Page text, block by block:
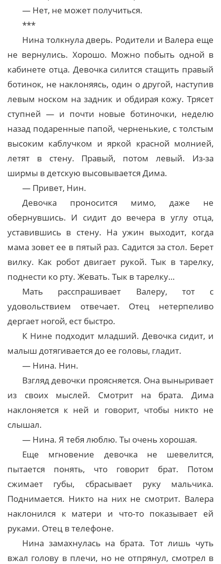
— Нет, не может получиться.
***
Нина толкнула дверь. Родители и Валера еще
не вернулись. Хорошо. Можно побыть одной в
кабинете отца. Девочка силится стащить правый
ботинок, не наклоняясь, один о другой, наступив
левым носком на задник и обдирая кожу. Трясет
ступней — и почти новые ботиночки, неделю
назад подаренные папой, черненькие, с толстым
высоким каблучком и яркой красной молнией,
летят в стену. Правый, потом левый. Из-за
ширмы в детскую высовывается Дима.
— Привет, Нин.
Девочка проносится мимо, даже не
обернувшись. И сидит до вечера в углу отца,
уставившись в стену. На ужин выходит, когда
мама зовет ее в пятый раз. Садится за стол. Берет
вилку. Как робот двигает рукой. Тык в тарелку,
поднести ко рту. Жевать. Тык в тарелку…
Мать расспрашивает Валеру, тот с
удовольствием отвечает. Отец нетерпеливо
дергает ногой, ест быстро.
К Нине подходит младший. Девочка сидит, и
малыш дотягивается до ее головы, гладит.
— Нина. Нин.
Взгляд девочки проясняется. Она выныривает
из своих мыслей. Смотрит на брата. Дима
наклоняется к ней и говорит, чтобы никто не
слышал.
— Нина. Я тебя люблю. Ты очень хорошая.
Еще мгновение девочка не шевелится,
пытается понять, что говорит брат. Потом
сжимает губы, сбрасывает руку мальчика.
Поднимается. Никто на них не смотрит. Валера
наклонился к матери и что-то показывает ей
руками. Отец в телефоне.
Нина замахнулась на брата. Тот лишь чуть
вжал голову в плечи, но не отпрянул, смотрел в